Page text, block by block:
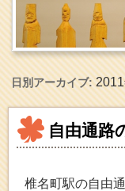
日別アーカイブ:
自由通路
椎名町駅の自由